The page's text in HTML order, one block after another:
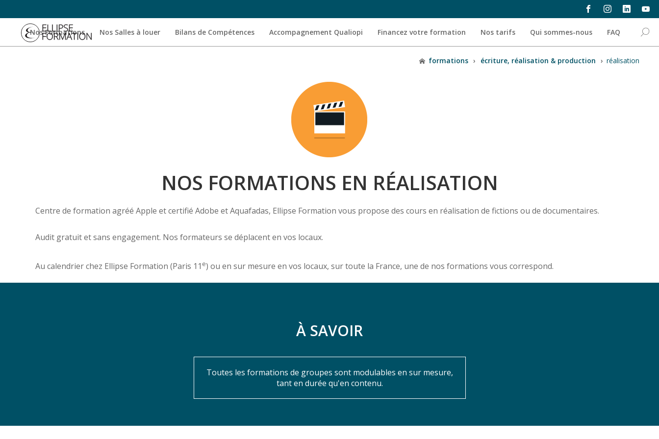
Nos Formations Nos Salles à louer Bilans de Compétences Accompagnement Qualiopi Financez votre formation Nos tarifs Qui sommes-nous FAQ
formations › écriture, réalisation & production › réalisation
NOS FORMATIONS EN RÉALISATION
Centre de formation agréé Apple et certifié Adobe et Aquafadas, Ellipse Formation vous propose des cours en réalisation de fictions ou de documentaires.
Audit gratuit et sans engagement. Nos formateurs se déplacent en vos locaux.
Au calendrier chez Ellipse Formation (Paris 11 e) ou en sur mesure en vos locaux, sur toute la France, une de nos formations vous correspond.
À SAVOIR
Toutes les formations de groupes sont modulables en sur mesure,
tant en durée qu'en contenu.